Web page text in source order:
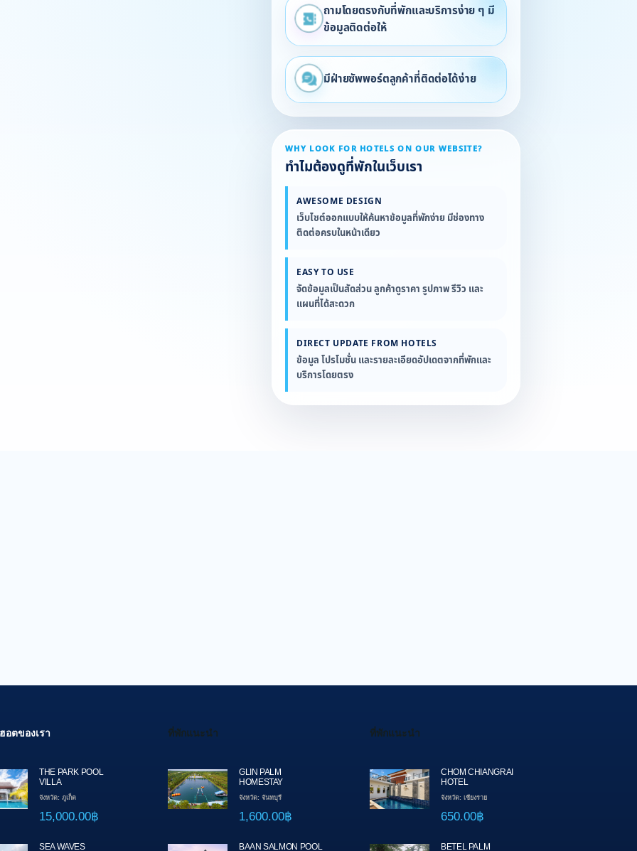
ถามโดยตรงกับที่พักและบริการง่าย ๆ มี
ข้อมูลติดต่อให้
มีฝ่ายซัพพอร์ตลูกค้าที่ติดต่อได้ง่าย
WHY LOOK FOR HOTELS ON OUR WEBSITE?
ทำไมต้องดูที่พักในเว็บเรา
AWESOME DESIGN
เว็บไซต์ออกแบบให้ค้นหาข้อมูลที่พักง่าย มีช่องทาง
ติดต่อครบในหน้าเดียว
EASY TO USE
จัดข้อมูลเป็นสัดส่วน ลูกค้าดูราคา รูปภาพ รีวิว และ
แผนที่ได้สะดวก
DIRECT UPDATE FROM HOTELS
ข้อมูล โปรโมชั่น และรายละเอียดอัปเดตจากที่พักและ
บริการโดยตรง
อตของเรา
THE PARK POOL
VILLA
จังหวัด: ภูเก็ต
15,000.00฿
SEA WAVES
ที่พักแนะนำ
GLIN PALM
HOMESTAY
จังหวัด: จันทบุรี
1,600.00฿
BAAN SALMON POOL
ที่พักแนะนำ
CHOM CHIANGRAI
HOTEL
จังหวัด: เชียงราย
650.00฿
BETEL PALM